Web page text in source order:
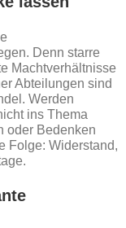
Denn starre
Machtverhältnisse
Abteilungen sind
Werden
ins Thema
oder Bedenken
Folge: Widerstand,